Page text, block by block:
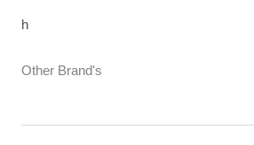
h
Other Brand's